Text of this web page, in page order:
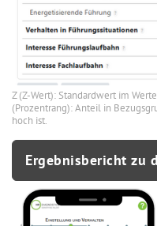
Z (Z-Wert): Standardwert im
(Prozentrang): Anteil in
hoch ist.
Ergebnisbericht zu